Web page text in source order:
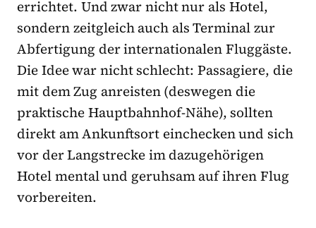
errichtet. Und zwar nicht nur als Hotel,
sondern zeitgleich auch als Terminal zur
Abfertigung der internationalen Fluggäste.
Die Idee war nicht schlecht: Passagiere, die
mit dem Zug anreisten (deswegen die
praktische Hauptbahnhof-Nähe), sollten
direkt am Ankunftsort einchecken und sich
vor der Langstrecke im dazugehörigen
Hotel mental und geruhsam auf ihren Flug
vorbereiten.